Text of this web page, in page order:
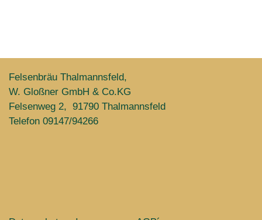
Felsenbräu Thalmannsfeld,
W. Gloßner GmbH & Co.KG
Felsenweg 2, 91790 Thalmannsfeld
Telefon 09147/94266